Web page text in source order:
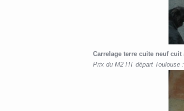
Carrelage terre cuite neuf
Prix du M2 HT départ Toulouse